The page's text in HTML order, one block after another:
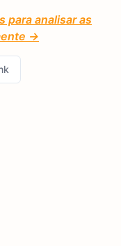
para analisar as
→